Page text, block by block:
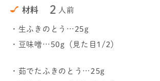
材料 2 人前
・生ふきのとう…25g
・豆味噌…50g（見た目1/2）
・茹でたふきのとう…25g